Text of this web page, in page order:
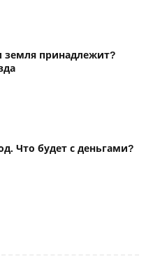
земля принадлежит?
Что будет с деньгами?